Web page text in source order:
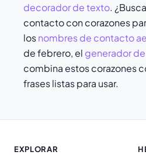
decorador de texto.
contacto con corazones
losnombres de contacto
de febrero, el generador de
combina estos corazones
frases listas para usar.
EXPLORAR